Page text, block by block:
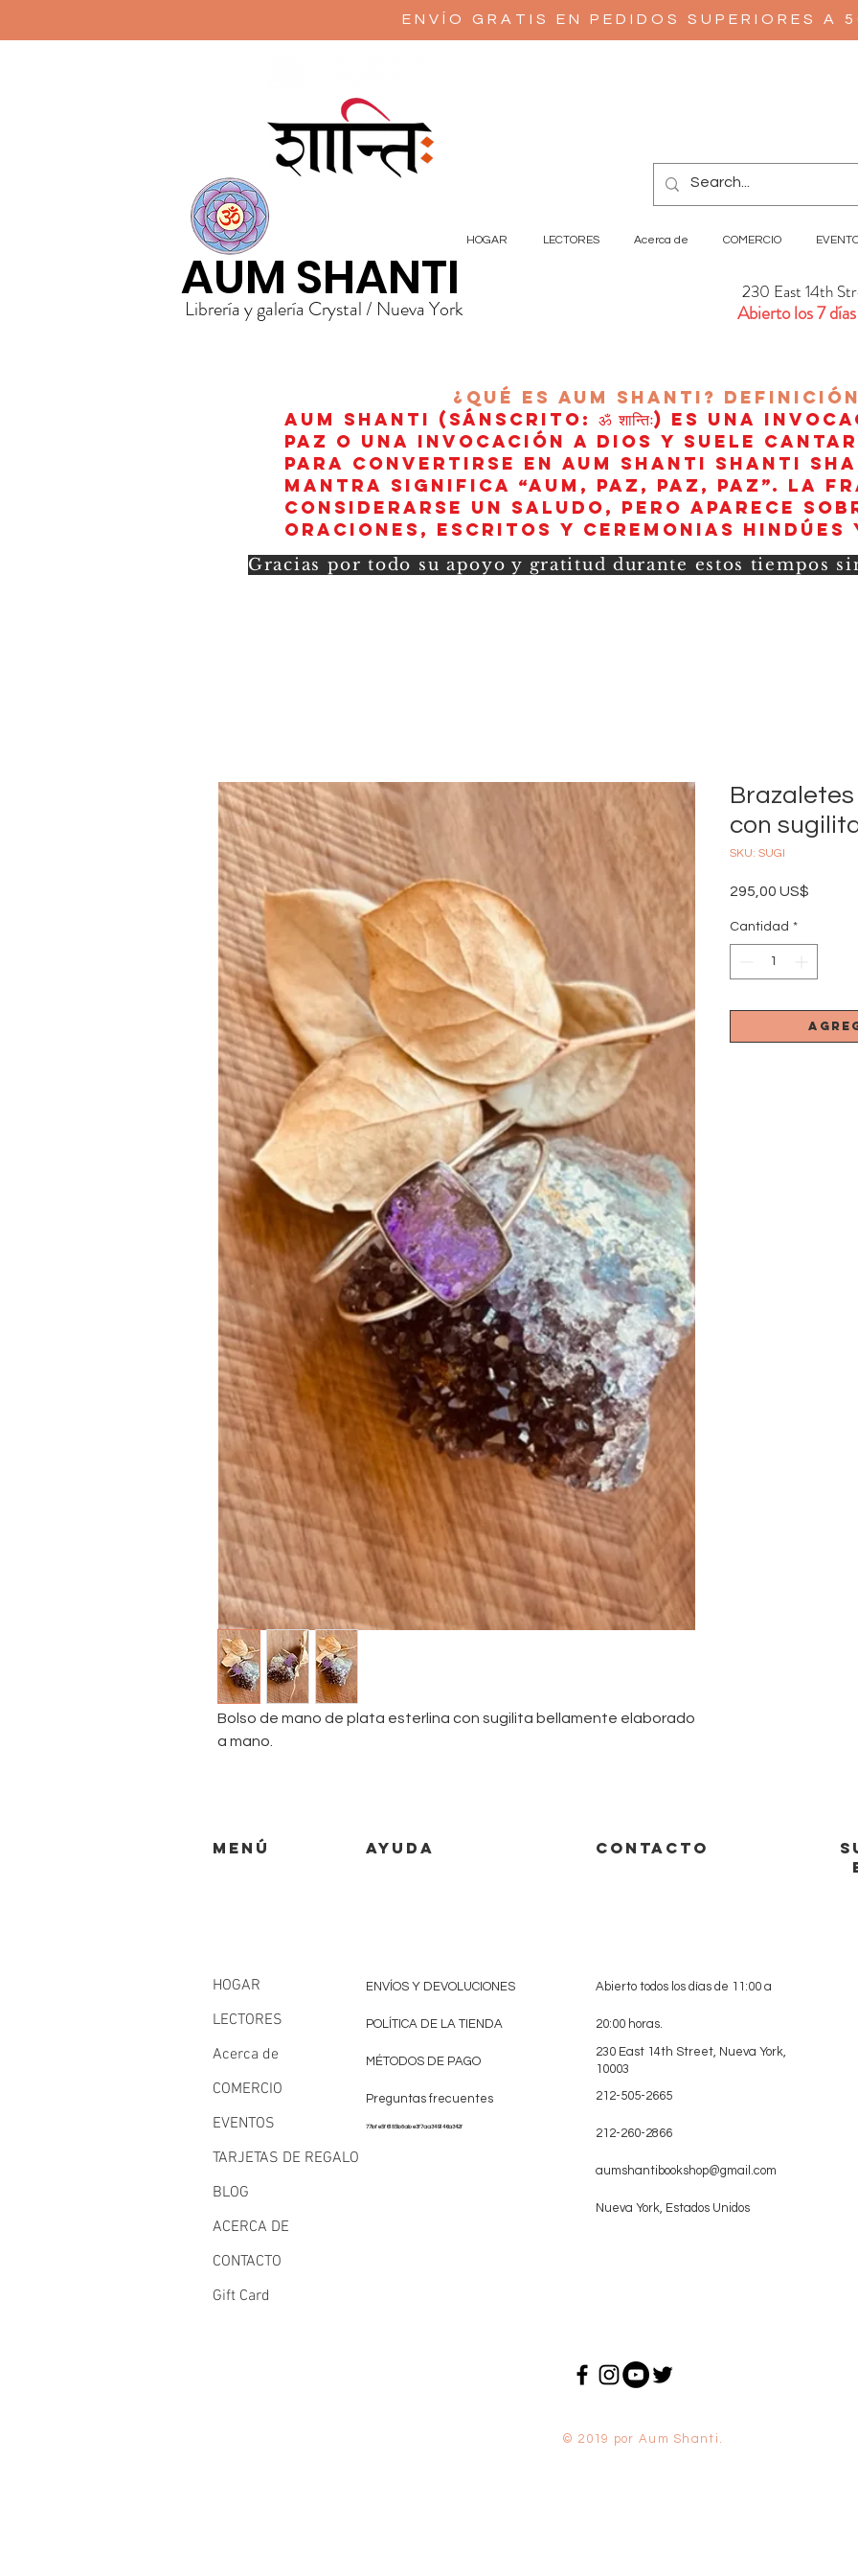
ENVÍO GRATIS EN PEDIDOS SUPERIORES A
Librería y galería Crystal / Nueva York
AUM SHANTI 230 East 14th
Abierto los 7
HOGAR LECTORES Acerca de COMERCIO
¿Qué es AUM Shanti? Definición
AUM Shanti (sánscrito: ॐ शान्तिः) es una
paz o una invocación a Dios y suele
para convertirse en aum shanti shanti
mantra significa “AUM, paz, paz, paz”. La
considerarse un saludo, pero aparece
oraciones, escritos y ceremonias hindúes
Gracias por todo su apoyo y gratitud durante estos tiempos
Bolso de mano de plata esterlina con sugilita bellamente elaborado
a mano.
con
SKU: SUGI
295,00 US$
Cantidad *
MENÚ AYUDA
HOGAR
LECTORES
Acerca de
COMERCIO
EVENTOS
TARJETAS DE REGALO
BLOG
ACERCA DE
CONTACTO
Gift Card
ENVÍOS Y DEVOLUCIONES
POLÍTICA DE LA TIENDA
MÉTODOS DE PAGO
Preguntas frecuentes
77bfe5f6185b8abe3f7aa349146a342f
CONTACTO
Abierto todos los días de 11:00 a
20:00 horas.
230 East 14th Street, Nueva York,
10003
212-505-2665
212-260-2866
aumshantibookshop@gmail.com
Nueva York, Estados Unidos
© 2019 por Aum Shanti.